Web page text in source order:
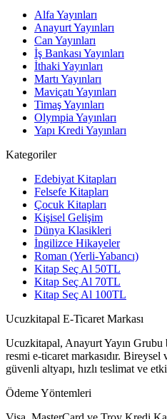
Alfa Yayınları
Anayurt Yayınları
Can Yayınları
İş Bankası Yayınları
İthaki Yayınları
Martı Yayınları
Maviçatı Yayınları
Timaş Yayınları
Olympia Yayınları
Yapı Kredi Yayınları
Kategoriler
Edebiyat Kitapları
Felsefe Kitapları
Çocuk Kitapları
Kişisel Gelişim
Dünya Klasikleri
İngilizce Hikayeler
Roman (Yerli-Yabancı)
Kitap Seç Al 50TL
Kitap Seç Al 70TL
Kitap Seç Al 100TL
Ucuzkitapal E-Ticaret Markası
Ucuzkitapal, Anayurt Yayın Grubu
resmi e-ticaret markasıdır. Bireysel
güvenli altyapı, hızlı teslimat ve
Ödeme Yöntemleri